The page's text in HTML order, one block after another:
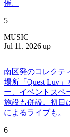
催。
5
MUSIC
Jul 11. 2026 up
南区発のコレクテ
場所「Quest Luv
ー、イベントスペ
施設も併設。初日
によるライブも。
6